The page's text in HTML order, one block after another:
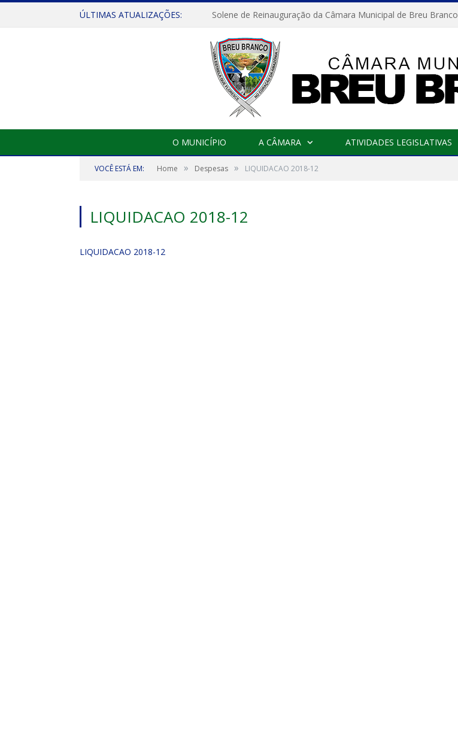
ÚLTIMAS ATUALIZAÇÕES: Solene de Reinauguração da Câmara Municipal de Breu Branco
O MUNICÍPIO A CÂMARA ATIVIDADES LEGISLATIVAS
VOCÊ ESTÁ EM: Home » Despesas » LIQUIDACAO 2018-12
LIQUIDACAO 2018-12
LIQUIDACAO 2018-12